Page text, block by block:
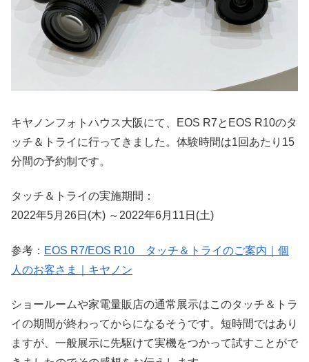
キヤノンフォトハウス大阪にて、EOS R7とEOS R10のタ
ッチ＆トライに行ってきました。体験時間は1回あたり15
分間の予約制です。
タッチ＆トライの実施期間：
2022年5月26日(木) ～2022年6月11日(土)
参考： EOS R7/EOS R10 タッチ＆トライのご案内｜個
人のお客さま｜キヤノン
ショールームや家電量販店の通常展示はこのタッチ＆トラ
イの期間が終わってからになるそうです。短時間ではあり
ますが、一般展示に先駆けて実機をつかって試すことがで